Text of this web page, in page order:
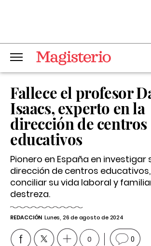
Fallece el profesor
Isaacs, experto en la
dirección de centros
educativos
Pionero en España en investigar
dirección de centros
conciliar su vida laboral y
destreza.
REDACCIÓN Lunes, 26 de agosto de 2024
0 0